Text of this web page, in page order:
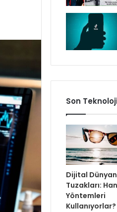
Son
Dijital
Tuzakları:
Yöntemleri
Kullanıyorlar?